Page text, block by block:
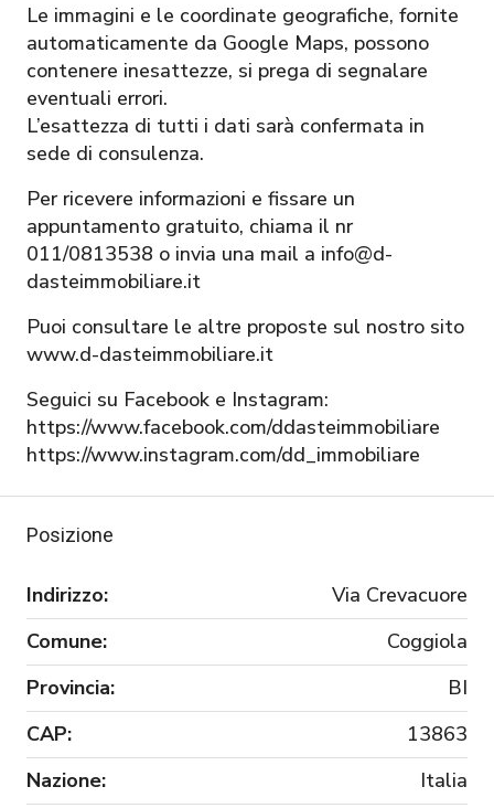
Le immagini e le coordinate geografiche, fornite
automaticamente da Google Maps, possono
contenere inesattezze, si prega di segnalare
eventuali errori.
L’esattezza di tutti i dati sarà confermata in
sede di consulenza.
Per ricevere informazioni e fissare un
appuntamento gratuito, chiama il nr
011/0813538 o invia una mail a info@d-
dasteimmobiliare.it
Puoi consultare le altre proposte sul nostro sito
www.d-dasteimmobiliare.it
Seguici su Facebook e Instagram:
https://www.facebook.com/ddasteimmobiliare
https://www.instagram.com/dd_immobiliare
Posizione
Indirizzo:
Via Crevacuore
Comune:
Coggiola
Provincia:
BI
CAP:
13863
Nazione:
Italia